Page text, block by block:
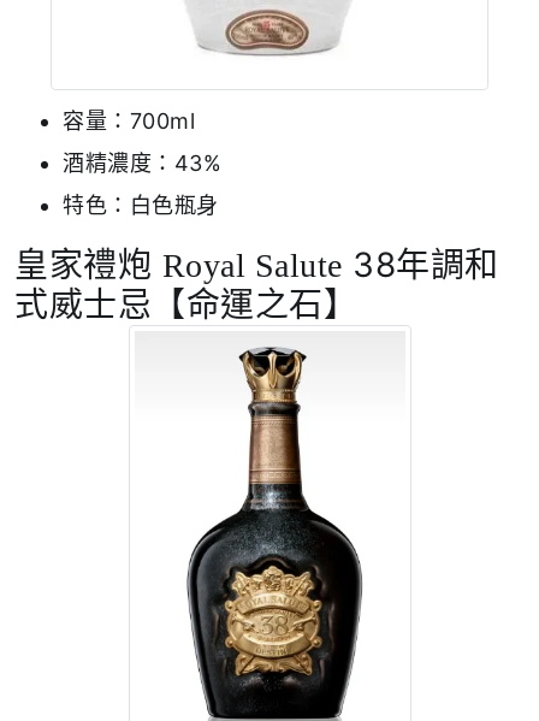
容量：700ml
酒精濃度：43%
特色：白色瓶身
皇家禮炮 Royal Salute 38年調和
式威士忌【命運之石】